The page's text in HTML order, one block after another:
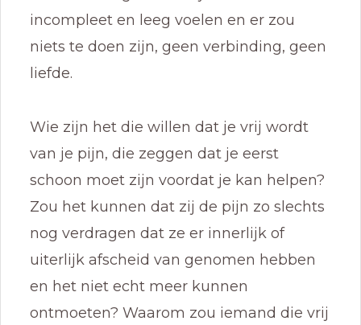
incompleet en leeg voelen en er zou
niets te doen zijn, geen verbinding, geen
liefde.
Wie zijn het die willen dat je vrij wordt
van je pijn, die zeggen dat je eerst
schoon moet zijn voordat je kan helpen?
Zou het kunnen dat zij de pijn zo slechts
nog verdragen dat ze er innerlijk of
uiterlijk afscheid van genomen hebben
en het niet echt meer kunnen
ontmoeten? Waarom zou iemand die vrij